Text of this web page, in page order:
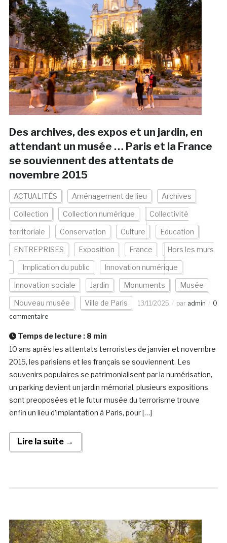
Des archives, des expos et un jardin, en
attendant un musée … Paris et la France
se souviennent des attentats de
novembre 2015
ACTUALITÉS Aménagement de lieu Archives
Collection Collection numérique Collectivité
territoriale Conservation Culture Education
ENTREPRISES Exposition France Hors les murs
Implication du public Innovation numérique
Innovation sociale Jardin Monuments Musée
Nouveau musée Ville de Paris 13/11/2025 par admin
0
commentaire
Temps de lecture : 8 min
10 ans après les attentats terroristes de janvier et novembre
2015, les parisiens et les français se souviennent. Les
souvenirs populaires se patrimonialisent par la numérisation,
un parking devient un jardin mémorial, plusieurs expositions
sont preoposées et le futur musée du terrorisme trouve
enfin un lieu d’implantation à Paris, pour […]
Lire la suite →